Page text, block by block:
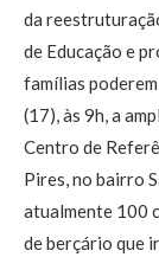
da
de Educação e
famílias
(17), às 9h, a
Centro de
Pires, no bairro
atualmente 100
de berçário que